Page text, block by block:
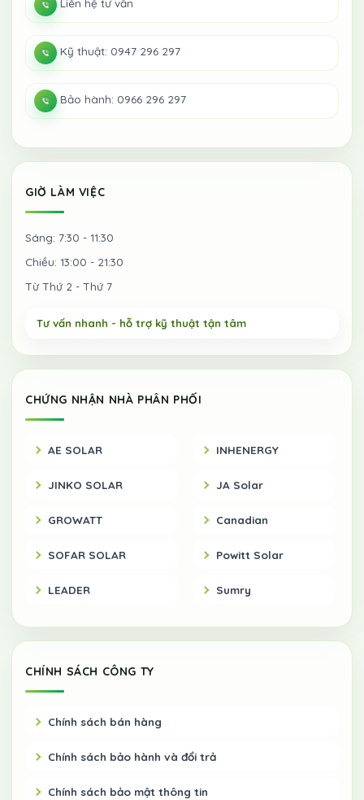
Liên hệ tư vấn
Kỹ thuật: 0947 296 297
Bảo hành: 0966 296 297
GIỜ LÀM VIỆC
Sáng: 7:30 - 11:30
Chiều: 13:00 - 21:30
Từ Thứ 2 - Thứ 7
CHỨNG NHẬN NHÀ PHÂN PHỐI
AE SOLAR
JINKO SOLAR
GROWATT
SOFAR SOLAR
LEADER
INHENERGY
JA Solar
Canadian
Powitt Solar
Sumry
CHÍNH SÁCH CÔNG TY
Chính sách bán hàng
Chính sách bảo hành và đổi trả
Chính sách bảo mật thông tin